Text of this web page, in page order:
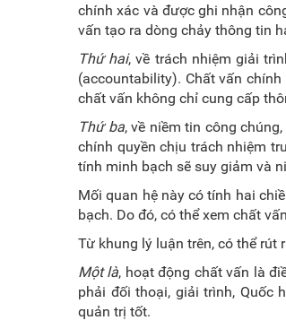
chính xác và được ghi nhận
vấn tạo ra dòng chảy thông tin
Thứ hai, về trách nhiệm giải
(accountability). Chất vấn
chất vấn không chỉ cung cấp
Thứ ba, về niềm tin công
chính quyền chịu trách nhiệm
tính minh bạch sẽ suy giảm và
Mối quan hệ này có tính hai
bạch. Do đó, có thể xem chất
Từ khung lý luận trên, có thể rút
Một là, hoạt động chất vấn là
phải đối thoại, giải trình, Quốc
quản trị tốt.